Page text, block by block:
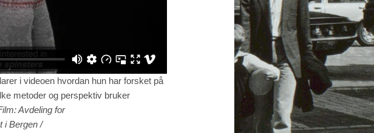
i videoen hvordan hun har forsket på
metoder og perspektiv bruker
Avdeling for
i Bergen /